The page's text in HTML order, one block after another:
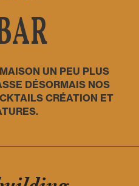
UN PEU PLUS
DÉSORMAIS NOS
CRÉATION ET